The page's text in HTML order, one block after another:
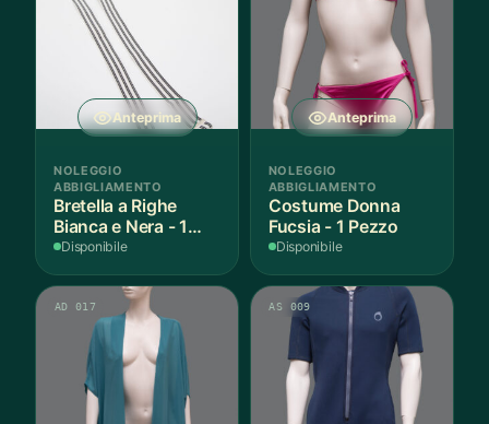
Anteprima
NOLEGGIO
ABBIGLIAMENTO
Bretella a Righe
Bianca e Nera - 1
Pezzo
Disponibile
Anteprima
NOLEGGIO
ABBIGLIAMENTO
Costume Donna
Fucsia - 1 Pezzo
Disponibile
AD 017 AS 009